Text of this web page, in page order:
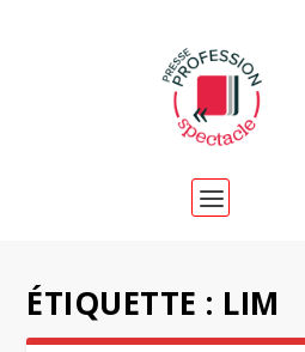
ÉTIQUETTE : LIM